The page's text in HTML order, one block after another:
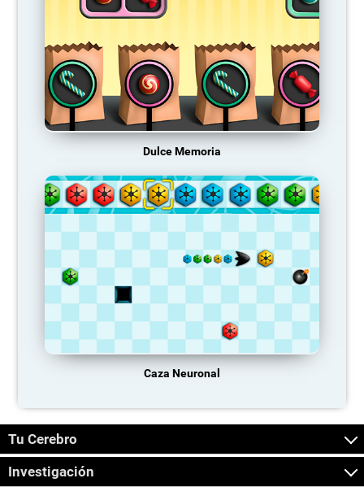
Dulce Memoria
Caza Neuronal
Tu Cerebro
Investigación